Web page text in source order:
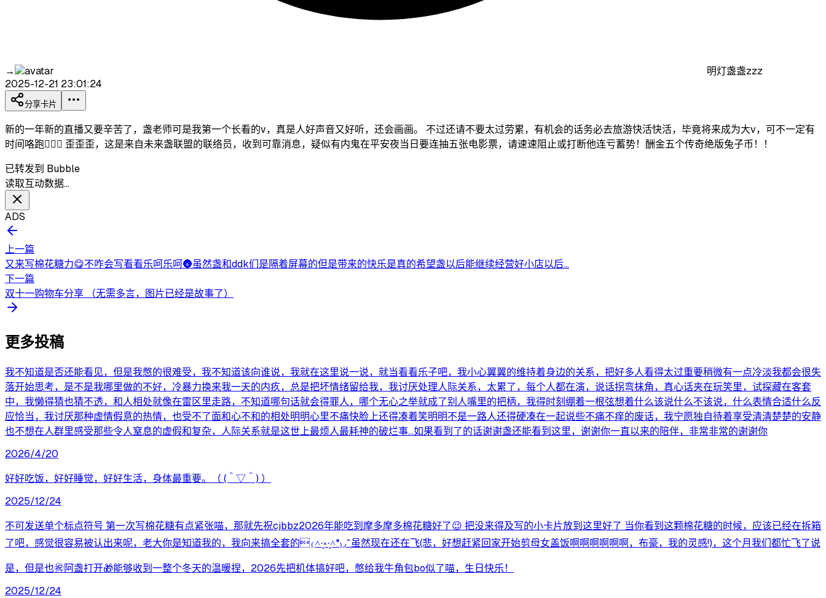
→
明灯盏盏zzz
2025-12-21 23:01:24
分享卡片
新的一年新的直播又要辛苦了，盏老师可是我第一个长看的v，真是人好声音又好听，还会画画。 不过还请不要太过劳累，有机会的话务必去旅游快活快活，毕竟将来成为大v，可不一定有
时间咯跑🏃🏻‍♂️ 歪歪歪，这是来自未来盏联盟的联络员，收到可靠消息，疑似有内鬼在平安夜当日要连抽五张电影票，请速速阻止或打断他连亏蓄势！酬金五个传奇绝版兔子币！！
已转发到 Bubble
读取互动数据…
ADS
上一篇
又来写棉花糖力😋不咋会写看看乐呵乐呵🌚虽然盏和ddk们是隔着屏幕的但是带来的快乐是真的希望盏以后能继续经营好小店以后...
下一篇
双十一购物车分享 （无需多言，图片已经是故事了）
更多投稿
我不知道是否还能看见，但是我憋的很难受，我不知道该向谁说，我就在这里说一说，就当看看乐子吧，我小心翼翼的维持着身边的关系，把好多人看得太过重要稍微有一点冷淡我都会很失
落开始思考，是不是我哪里做的不好，冷暴力换来我一天的内疚，总是把坏情绪留给我，我讨厌处理人际关系，太累了，每个人都在演，说话拐弯抹角，真心话夹在玩笑里，试探藏在客套
中，我懒得猜也猜不透，和人相处就像在雷区里走路，不知道哪句话就会得罪人，哪个无心之举就成了别人嘴里的把柄，我得时刻绷着一根弦想着什么该说什么不该说，什么表情合适什么反
应恰当，我讨厌那种虚情假意的热情，也受不了面和心不和的相处明明心里不痛快脸上还得凑着笑明明不是一路人还得硬凑在一起说些不痛不痒的废话，我宁愿独自待着享受清清楚楚的安静
也不想在人群里感受那些令人窒息的虚假和复杂，人际关系就是这世上最烦人最耗神的破烂事…如果看到了的话谢谢盏还能看到这里，谢谢你一直以来的陪伴，非常非常的谢谢你
2026/4/20
好好吃饭，好好睡觉，好好生活，身体最重要。（ (＾▽＾) ）
2025/12/24
不可发送单个标点符号 第一次写棉花糖有点紧张喵，那就先祝cjbbz2026年能吃到摩多摩多棉花糖好了😉 把没来得及写的小卡片放到这里好了 当你看到这颗棉花糖的时候，应该已经在拆箱
了吧，感觉很容易被认出来呢，老大你是知道我的，我向来搞全套的₍˄·͈༝·͈˄*₎◞ ̑̑ 虽然现在还在飞(悲，好想赶紧回家开始剪母女盖饭啊啊啊啊啊啊，布豪，我的灵感!)，这个月我们都忙飞了说
是，但是也㊗️阿盏打开🎁能够收到一整个冬天的温暖捏，2026先把机体搞好吧，憋给我牛角包bo似了喵，生日快乐！
2025/12/24